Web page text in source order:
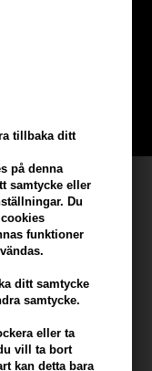
tillbaka ditt
på denna
samtycke eller
Du
funktioner
ditt samtycke
samtycke.
eller ta
vill ta bort
kan detta bara
när du handlar